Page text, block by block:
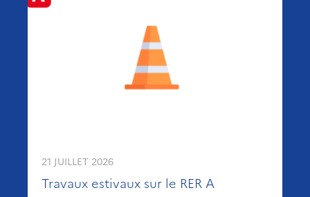
Travaux estivaux sur le RER A
21 JUILLET 2026